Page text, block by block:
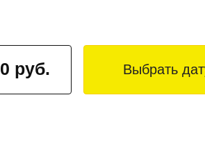
руб. Выбрать